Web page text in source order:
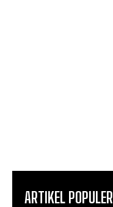
ARTIKEL POPULER